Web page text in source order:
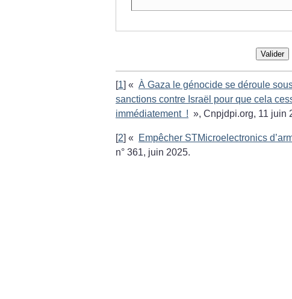
Valider
[1] « À Gaza le génocide se déroule
sanctions contre Israël pour que cela
immédiatement ! », Cnpjdpi.org, 11 juin
[2] « Empêcher STMicroelectronics
n° 361, juin 2025.